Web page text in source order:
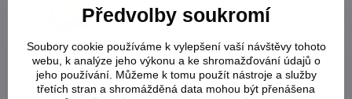
Mega squeeze panáček
strečový emoji
antistresový mačkací 4
druhy
Mega squeeze mrkev
strečová jumbo
antistresová mačkací
zelenina
Předvolby soukromí
Soubory cookie používáme k vylepšení vaší návštěvy tohoto
webu, k analýze jeho výkonu a ke shromažďování údajů o
jeho používání. Můžeme k tomu použít nástroje a služby
třetích stran a shromážděná data mohou být přenášena